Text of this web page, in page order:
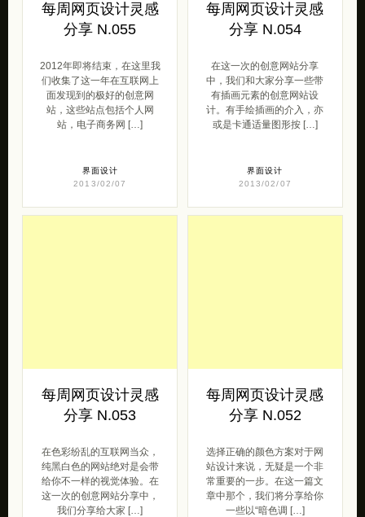
每周网页设计灵感
分享 N.055
2012年即将结束，在这里我
们收集了这一年在互联网上
面发现到的极好的创意网
站，这些站点包括个人网
站，电子商务网 […]
界面设计
2013/02/07
每周网页设计灵感
分享 N.054
在这一次的创意网站分享
中，我们和大家分享一些带
有插画元素的创意网站设
计。有手绘插画的介入，亦
或是卡通适量图形按 […]
界面设计
2013/02/07
每周网页设计灵感
分享 N.053
在色彩纷乱的互联网当众，
纯黑白色的网站绝对是会带
给你不一样的视觉体验。在
这一次的创意网站分享中，
我们分享给大家 […]
每周网页设计灵感
分享 N.052
选择正确的颜色方案对于网
站设计来说，无疑是一个非
常重要的一步。在这一篇文
章中那个，我们将分享给你
一些以“暗色调 […]